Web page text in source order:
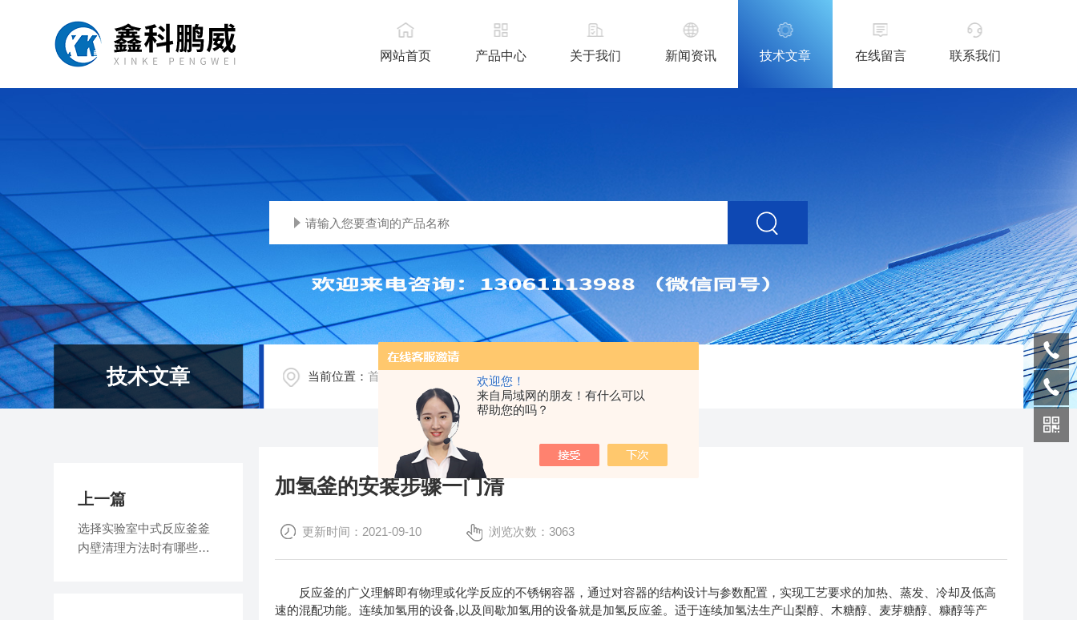
欢迎您！
来自局域网的朋友！有什么可以
帮助您的吗？
网站首页 产品中心 关于我们 新闻资讯 技术文章 在线留言 联系我们
技术文章 当前位置：首页 / 加氢釜的安装步骤一门清
加氢釜的安装步骤一门清
更新时间：2021-09-10 浏览次数：3063
反应釜的广义理解即有物理或化学反应的不锈钢容器，通过对容器的结构设计与参数配置，实现工艺要求的加热、蒸发、冷却及低高
速的混配功能。连续加氢用的设备,以及间歇加氢用的设备就是加氢反应釜。适于连续加氢法生产山梨醇、木糖醇、麦芽糖醇、糠醇等产
上一篇
选择实验室中式反应釜釜
内壁清理方法时有哪些需